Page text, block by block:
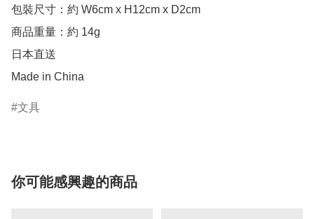
包裝尺寸：約 W6cm x H12cm x D2cm
商品重量：約 14g
日本直送
Made in China
文具
你可能感興趣的商品